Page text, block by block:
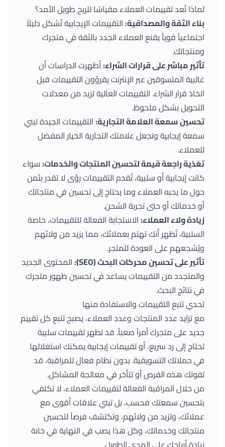
لماذا تُعد تقييمات العملاء مقياسًا للربح طويل الأمد؟
بناء الثقة والمصداقية:التقييمات الإيجابية تُشكل دليلاً
اجتماعياً قوياً يقنع العملاء الجدد بالثقة في متجرك
ومنتجاتك.
تأثير مباشر على قرارات الشراء:أظهرت الدراسات أن
غالبية المتسوقين عبر الإنترنت يقرؤون التقييمات قبل
اتخاذ قرار الشراء. التقييمات العالية تزيد من معدلات
التحويل بشكل ملحوظ.
تحسين سمعة العلامة التجارية:التقييمات الجيدة تبني
سمعة إيجابية وتجعل علامتك التجارية الخيار المفضل
للعملاء.
تغذية راجعة قيمة لتحسين المنتجات والخدمات:سواء
كانت إيجابية أو سلبية، تُقدم التقييمات رؤى لا تقدر بثمن
حول ما يحبه العملاء وما يحتاج إلى تحسين في منتجاتك
أو خدماتك أو حتى تجربة الشحن.
زيادة ولاء العملاء:الاستجابة الفعالة للتقييمات، خاصة
السلبية، تُظهر أنك تهتم بعملائك، مما يزيد من ولائهم
ويُشجعهم على العودة للمتجر.
تأثير على تحسين محركات البحث (SEO):
المحتوى الجديد
والمتجدد من التقييمات يساعد في تحسين ظهور متجرك
في نتائج البحث.
تحدي تتبع التقييمات والاستفادة منها
مع تزايد عدد المنتجات وعدد العملاء، يصبح تتبع كل تقييم
جديد على متجرك أمراً صعباً. قد تظهر تقييمات سلبية
تحتاج إلى رد سريع، أو تقييمات إيجابية يمكنك استغلالها
في حملاتك التسويقية. بدون نظام فعال للمراقبة، قد
تفوتك هذه الفرص أو تتأخر في معالجة المشاكل.
من خلال المراقبة الفعالة لتقييمات العملاء، لا تكتفي
بتحسين سمعتك فحسب، بل تبني علاقات أقوى مع
عملائك، وتزيد من ولائهم، وتكتشف فرصاً لتحسين
منتجاتك وخدماتك، وكل هذا يصب في النهاية في خانة